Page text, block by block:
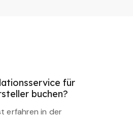
für
buchen?
erfahren in der